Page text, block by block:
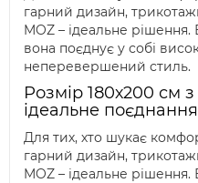
гарний дизайн,
MOZ – ідеальне
вона поєднує у собі
неперевершений стиль.
Розмір 180х200 см
ідеальне
Для тих, хто шукає
гарний дизайн,
MOZ – ідеальне